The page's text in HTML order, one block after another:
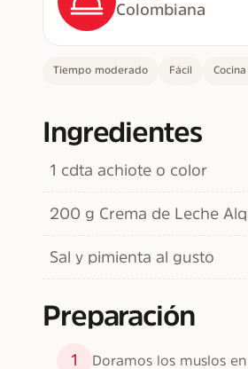
Colombiana
Tiempo moderado Fácil
Ingredientes
1 cdta achiote o color
200 g Crema de Leche
Sal y pimienta al gusto
Preparación
1 Doramos los muslos